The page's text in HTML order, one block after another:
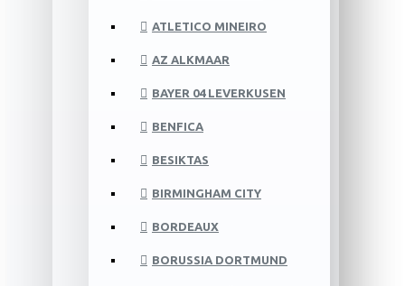
ATLETICO MINEIRO
AZ ALKMAAR
BAYER 04 LEVERKUSEN
BENFICA
BESIKTAS
BIRMINGHAM CITY
BORDEAUX
BORUSSIA DORTMUND